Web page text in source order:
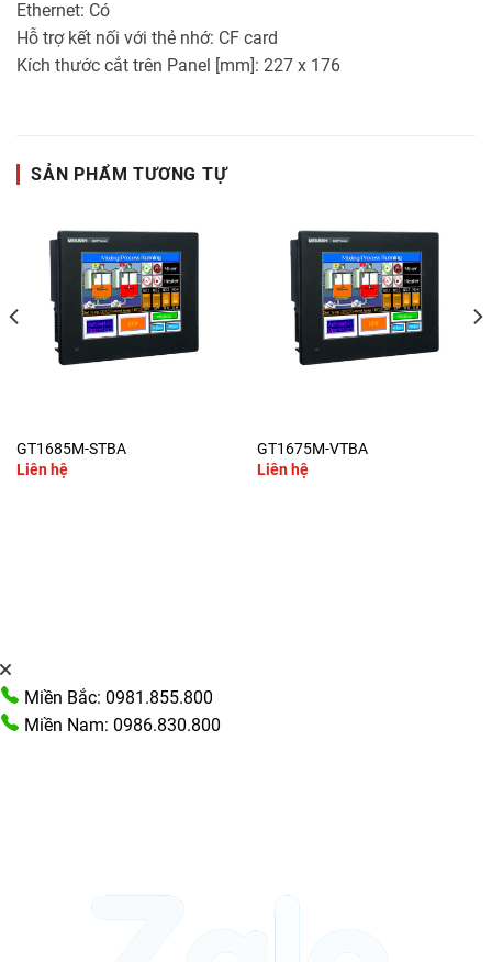
Ethernet: Có
Hỗ trợ kết nối với thẻ nhớ: CF card
Kích thước cắt trên Panel [mm]: 227 x 176
SẢN PHẨM TƯƠNG TỰ
GT1685M-STBA
Liên hệ
GT1675M-VTBA
Liên hệ
Miền Bắc: 0981.855.800
Miền Nam: 0986.830.800